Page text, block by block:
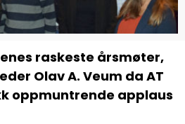
raskeste årsmøter,
Olav A. Veum da AT
oppmuntrende applaus